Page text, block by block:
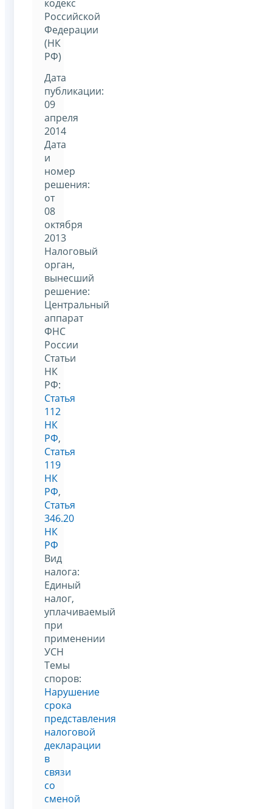
кодекс
Российской
Федерации
(НК
РФ)
Дата
публикации:
09
апреля
2014
Дата
и
номер
решения:
от
08
октября
2013
Налоговый
орган,
вынесший
решение:
Центральный
аппарат
ФНС
России
Статьи
НК
РФ:
Статья
112
НК
РФ,
Статья
119
НК
РФ,
Статья
346.20
НК
РФ
Вид
налога:
Единый
налог,
уплачиваемый
при
применении
УСН
Темы
споров:
Нарушение
срока
представления
налоговой
декларации
в
связи
со
сменой